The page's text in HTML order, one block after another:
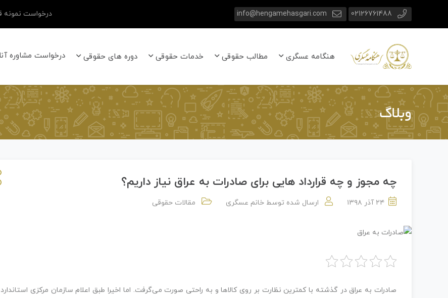
02126761488
info@hengamehasgari.com درخواست نمونه
هنگامه عسگری مطالب حقوقی خدمات حقوقی دوره های حقوقی درخواست مشاوره
وبلاگ
چه مجوز و چه قرارداد هایی برای صادرات به عراق نیاز داریم؟
۲۴ آذر ۱۳۹۸ ارسال شده توسط خانم عسگری مقالات حقوقی
صادرات به عراق در گذشته با کمترین نظارت بر روی کالاها و به راحتی صورت می‌گرفت. اما اخیرا طبق اعلام سازمان مرکزی